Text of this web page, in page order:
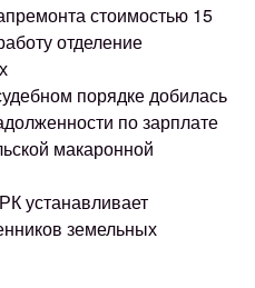
стоимостью 15
отделение
порядке добилась
по зарплате
макаронной
устанавливает
земельных